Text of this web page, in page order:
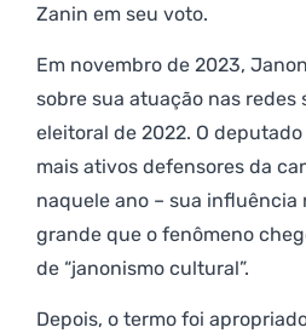
Zanin em seu voto.
Em novembro de 2023,
sobre sua atuação nas redes
eleitoral de 2022. O
mais ativos defensores da
naquele ano – sua influência
grande que o fenômeno
de “janonismo cultural”.
Depois, o termo foi